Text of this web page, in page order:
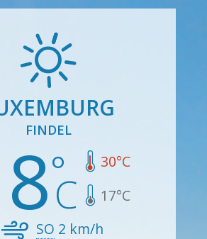
FINDEL
30°C
17°C
SO 2 km/h